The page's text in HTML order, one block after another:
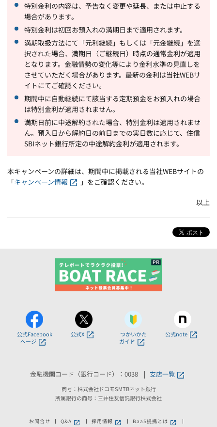
特別金利の内容は、予告なく変更や延長、または中止する
場合があります。
特別金利は初回お預入れの満期日まで適用されます。
満期取扱方法にて「元利継続」もしくは「元金継続」を選
択された場合、満期日（ご継続日）時点の通常金利が適用
となります。金融情勢の変化等により金利水準の見直しを
させていただく場合があります。最新の金利は当社WEBサ
イトにてご確認ください。
期間中に自動継続にて該当する定期預金をお預入れの場合
は特別金利が適用されません。
満期日前に中途解約された場合、特別金利は適用されませ
ん。預入日から解約日の前日までの実日数に応じて、住信
SBIネット銀行所定の中途解約金利が適用されます。
本キャンペーンの詳細は、期間中に掲載される当社WEBサイトの
「キャンペーン情報 」をご確認ください。
以上
公式Facebook
ページ
公式X
つかいかた
ガイド
公式note
金融機関コード（銀行コード）：0038 支店一覧
商号：株式会社ドコモSMTBネット銀行
所属銀行の商号：三井住友信託銀行株式会社
お問合せ Q&A 新しいウィンドウで開きます。
採用情報 新しいウィンドウで開きます。
BaaS提携とは 新しいウィンドウ